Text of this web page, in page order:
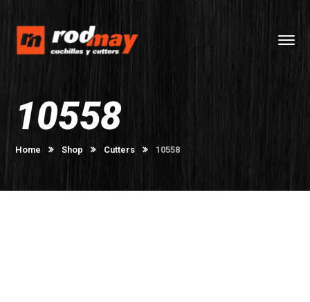
10558
Home Shop Cutters 10558